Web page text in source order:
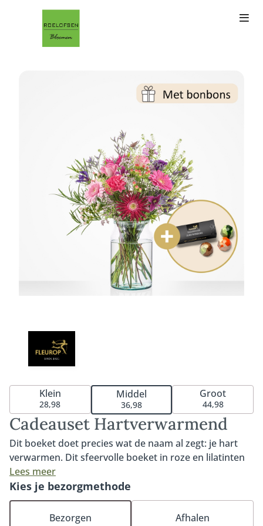
Cadeauset Hartverwarmend
Dit boeket doet precies wat de naam al zegt: je hart
verwarmen. Dit sfeervolle boeket in roze en lilatinten
kenmerkt zich door de opvallende gerbera, kleurrijke
roos en prachtige anjer. Een boeket dat zeker in de
smaak zal vallen dankzij de warme tinten en het
compacte formaat. Het boeket Hartverwarmend
Lees meer
Klein
28,98
Middel
36,98
Groot
44,98
Kies je bezorgmethode
Bezorgen Afhalen